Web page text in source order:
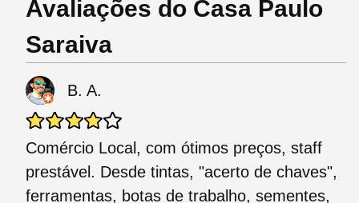
Avaliações do Casa Paulo
Saraiva
B. A.
Comércio Local, com ótimos preços, staff
prestável. Desde tintas, "acerto de chaves",
ferramentas, botas de trabalho, sementes,